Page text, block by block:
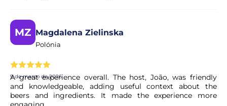
MZ Magdalena Zielinska
Polónia
9 de março de 2026
A great experience overall. The host, João, was friendly
and knowledgeable, adding useful context about the
beers and ingredients. It made the experience more